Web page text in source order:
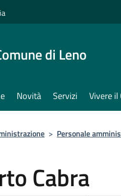
di Leno
Novità Servizi Vivere
> Personale
Cabra